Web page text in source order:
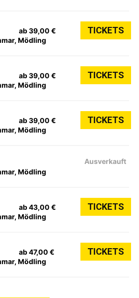
Mödling
ab 39,00 € TICKETS
Mödling
ab 39,00 € TICKETS
Mödling
ab 39,00 € TICKETS
Mödling
Ausverkauft
Mödling
ab 43,00 € TICKETS
Mödling
ab 47,00 € TICKETS